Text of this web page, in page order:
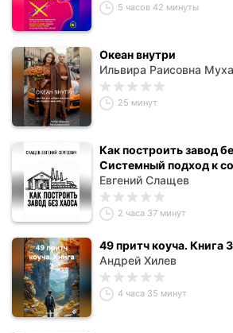
5 часов 42 минуты
Океан внутри
Ильвира Раисовна
25 минут
Как построить завод
Системный подход к
производства с нуля
Евгений Слащев
2 часа 37 минут
49 притч коуча. Книга 3
Андрей Хилев
4 часа 35 минут